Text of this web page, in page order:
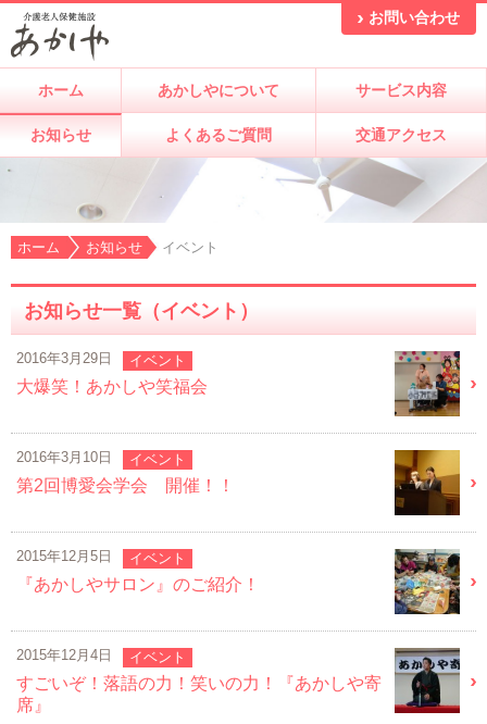
お問い合わせ
ホーム あかしやについて サービス内容
お知らせ よくあるご質問 交通アクセス
ホーム お知らせ イベント
お知らせ一覧（イベント）
2016年3月29日 イベント
大爆笑！あかしや笑福会
2016年3月10日 イベント
第2回博愛会学会 開催！！
2015年12月5日 イベント
『あかしやサロン』のご紹介！
2015年12月4日 イベント
すごいぞ！落語の力！笑いの力！『あかしや寄
席』